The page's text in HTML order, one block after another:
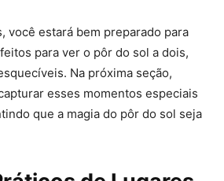
você estará bem preparado para
para ver o pôr do sol a dois,
Na próxima seção,
esses momentos especiais
que a magia do pôr do sol seja